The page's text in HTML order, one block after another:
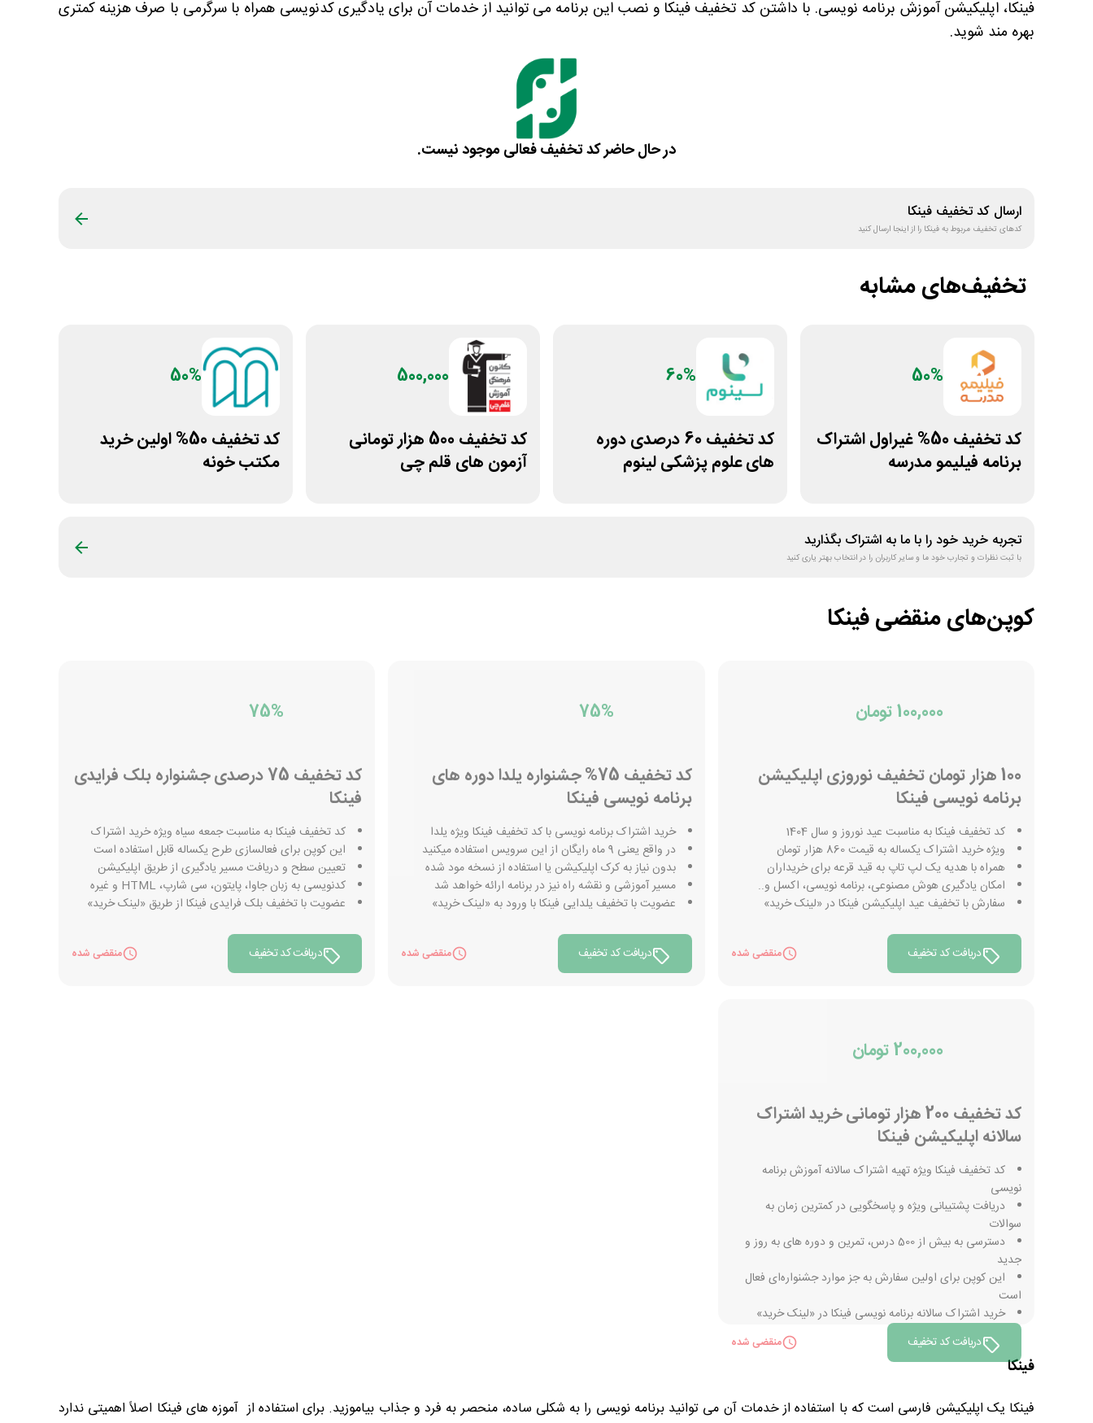
فینکا، اپلیکیشن آموزش برنامه نویسی. با داشتن کد تخفیف فینکا و نصب این برنامه می توانید از خدمات آن برای یادگیری کدنویسی همراه با سرگرمی با صرف هزینه کمتری
بهره مند شوید.
در حال حاضر کد تخفیف فعالی موجود نیست.
ارسال کد تخفیف فینکا
کدهای تخفیف مربوط بهفینکا را از اینجا ارسال کنید
تخفیف‌های مشابه
50%
کد تخفیف 50% غیراول اشتراک
برنامه فیلیمو مدرسه
60%
کد تخفیف 60 درصدی دوره
های علوم پزشکی لینوم
500,000
کد تخفیف 500 هزار تومانی
آزمون های قلم چی
50%
کد تخفیف 50% اولین خرید
مکتب خونه
تجربه خرید خود را با ما به اشتراک بگذارید
با ثبت نظرات و تجارب خود ما و سایر کاربران را در انتخاب بهتر یاری کنید
کوپن‌های منقضیفینکا
100,000 تومان
100 هزار تومان تخفیف نوروزی اپلیکیشن
برنامه نویسی فینکا
کد تخفیف فینکا به مناسبت عید نوروز و سال 1404
ویژه خرید اشتراک یکساله به قیمت 860 هزار تومان
همراه با هدیه یک لپ تاپ به قید قرعه برای خریداران
امکان یادگیری هوش مصنوعی، برنامه نویسی، اکسل و..
سفارش با تخفیف عید اپلیکیشن فینکا در «لینک خرید»
دریافت کد تخفیف منقضی شده
75%
کد تخفیف 75% جشنواره یلدا دوره های
برنامه نویسی فینکا
خرید اشتراک برنامه نویسی با کد تخفیف فینکا ویژه یلدا
در واقع یعنی 9 ماه رایگان از این سرویس استفاده میکنید
بدون نیاز به کرک اپلیکیشن یا استفاده از نسخه مود شده
مسیر آموزشی و نقشه راه نیز در برنامه ارائه خواهد شد
عضویت با تخفیف یلدایی فینکا با ورود به «لینک خرید»
دریافت کد تخفیف منقضی شده
75%
کد تخفیف 75 درصدی جشنواره بلک فرایدی
فینکا
کد تخفیف فینکا به مناسبت جمعه سیاه ویژه خرید اشتراک
این کوپن برای فعالسازی طرح یکساله قابل استفاده است
تعیین سطح و دریافت مسیر یادگیری از طریق اپلیکیشن
کدنویسی به زبان جاوا، پایتون، سی شارپ، HTML و غیره
عضویت با تخفیف بلک فرایدی فینکا از طریق «لینک خرید»
دریافت کد تخفیف منقضی شده
200,000 تومان
کد تخفیف 200 هزار تومانی خرید اشتراک
سالانه اپلیکیشن فینکا
کد تخفیف فینکا ویژه تهیه اشتراک سالانه آموزش برنامه
نویسی
دریافت پشتیبانی ویژه و پاسخگویی در کمترین زمان به
سوالات
دسترسی به بیش از 500 درس، تمرین و دوره های به روز و
جدید
این کوپن برای اولین سفارش به جز موارد جشنواره‌ای فعال
است
خرید اشتراک سالانه برنامه نویسی فینکا در «لینک خرید»
دریافت کد تخفیف
منقضی شده
فینکا
فینکا یک اپلیکیشن فارسی است که با استفاده از خدمات آن می توانید برنامه نویسی را به شکلی ساده، منحصر به فرد و جذاب بیاموزید. برای استفاده از آموزه های فینکا اصلاً اهمیتی ندارد